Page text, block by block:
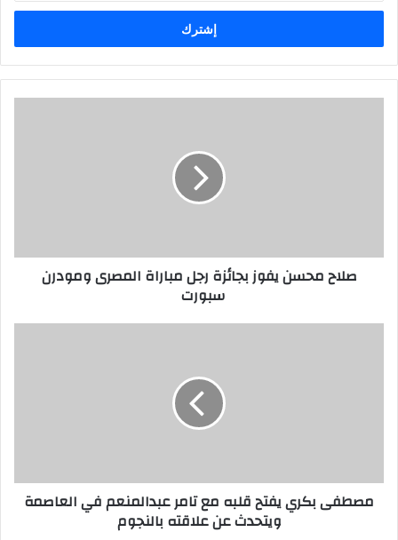
الإلكتروني
صلاح محسن يفوز بجائزة رجل مباراة المصرى ومودرن
سبورت
مصطفى بكري يفتح قلبه مع تامر عبدالمنعم في العاصمة
ويتحدث عن علاقته بالنجوم